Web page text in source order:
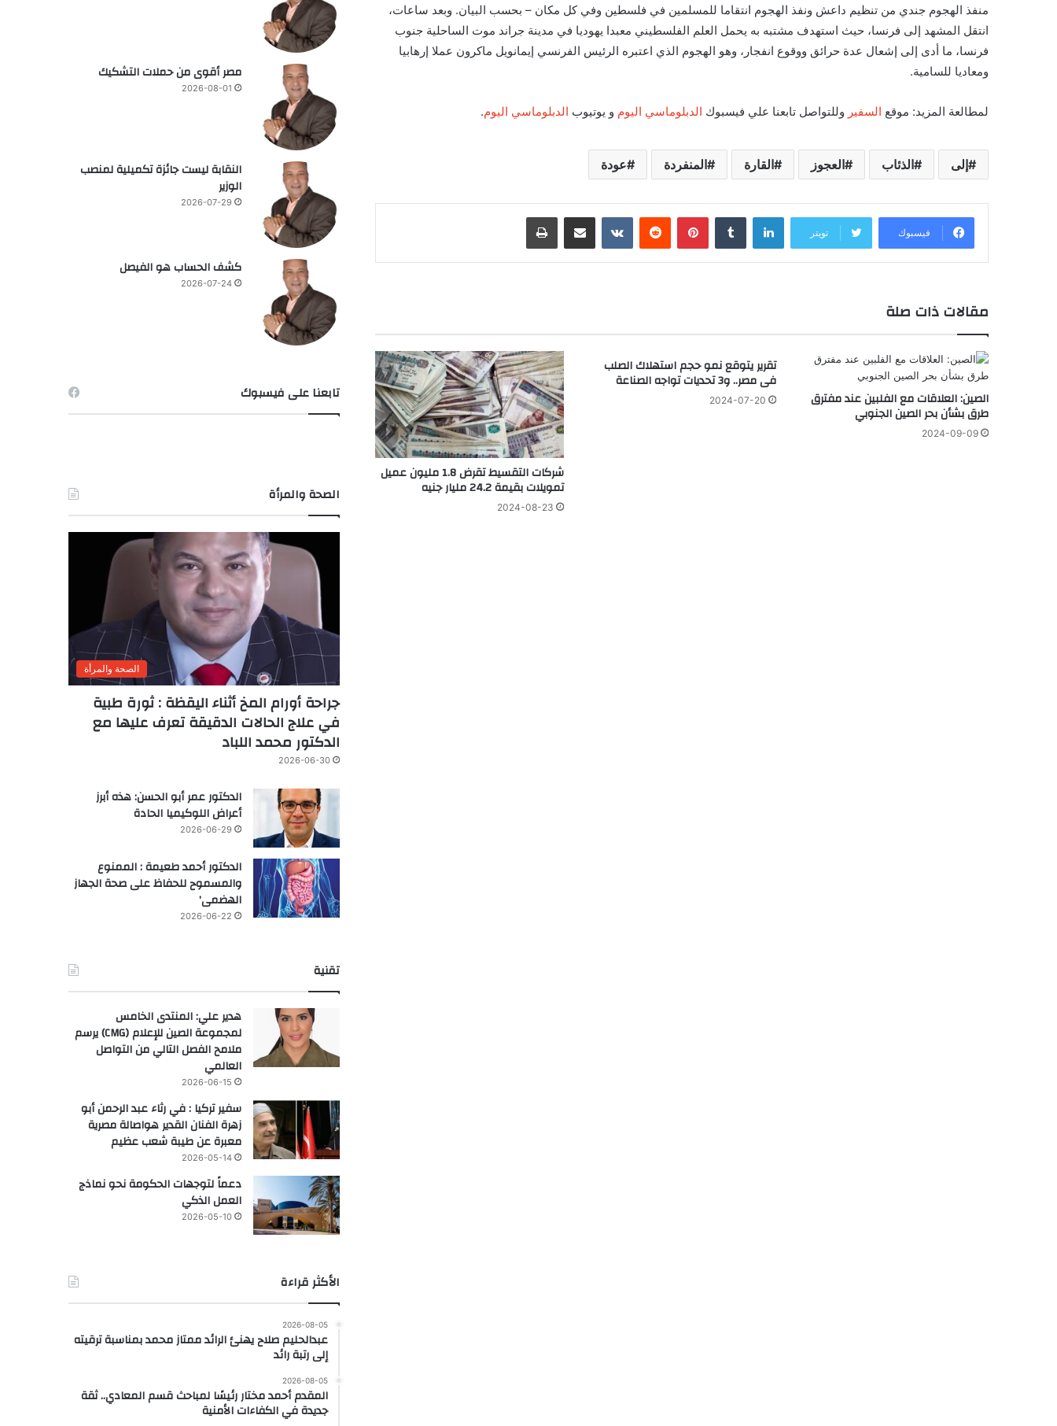
منفذ الهجوم جندي من تنظيم داعش ونفذ الهجوم انتقاما للمسلمين في فلسطين وفي كل مكان – بحسب البيان. وبعد ساعات،
انتقل المشهد إلى فرنسا، حيث استهدف مشتبه به يحمل العلم الفلسطيني معبدا يهوديا في مدينة جراند موت الساحلية جنوب
فرنسا، ما أدى إلى إشعال عدة حرائق ووقوع انفجار، وهو الهجوم الذي اعتبره الرئيس الفرنسي إيمانويل ماكرون عملا إرهابيا
ومعاديا للسامية.
لمطالعة المزيد: موقع السفير وللتواصل تابعنا علي فيسبوك الدبلوماسي اليوم و يوتيوب الدبلوماسي اليوم.
إلى الذئاب العجوز القارة المنفردة عودة
فيسبوك تويتر
لينكدإن بينتيريست
مقالات ذات صلة
الصين: العلاقات مع الفلبين عند مفترق
طرق بشأن بحر الصين الجنوبي
2024-09-09
تقرير يتوقع نمو حجم استهلاك الصلب
فى مصر.. و3 تحديات تواجه الصناعة
2024-07-20
شركات التقسيط تقرض 1.8 مليون عميل
تمويلات بقيمة 24.2 مليار جنيه
2024-08-23
مصر أقوى من حملات التشكيك
2026-08-01
النقابة ليست جائزة تكميلية لمنصب
الوزير
2026-07-29
كشف الحساب هو الفيصل
2026-07-24
تابعنا على فيسبوك
الصحة والمرأة
الصحة والمرأة
جراحة أورام المخ أثناء اليقظة : ثورة طبية
في علاج الحالات الدقيقة تعرف عليها مع
الدكتور محمد اللباد
2026-06-30
الدكتور عمر أبو الحسن: هذه أبرز
أعراض اللوكيميا الحادة
2026-06-29
الدكتور أحمد طعيمة : الممنوع
والمسموح للحفاظ على صحة الجهاز
الهضمى’
2026-06-22
تقنية
هدير علي: المنتدى الخامس
لمجموعة الصين للإعلام (CMG) يرسم
ملامح الفصل التالي من التواصل
العالمي
2026-06-15
سفير تركيا : في رثاء عبد الرحمن أبو
زهرة الفنان القدير هواصالة مصرية
معبرة عن طيبة شعب عظيم
2026-05-14
دعماً لتوجهات الحكومة نحو نماذج
العمل الذكي
2026-05-10
الأكثر قراءة
2026-08-05
عبدالحليم صلاح يهنئ الرائد ممتاز محمد بمناسبة ترقيته
إلى رتبة رائد
2026-08-05
المقدم أحمد مختار رئيسًا لمباحث قسم المعادي.. ثقة
جديدة في الكفاءات الأمنية